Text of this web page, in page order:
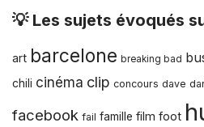
💡 Les sujets évoqués
art barcelone breaking bad
chili cinéma clip concours dave
facebook fail famille film foot